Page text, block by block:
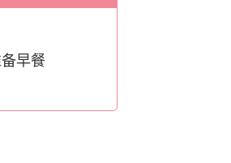
早餐